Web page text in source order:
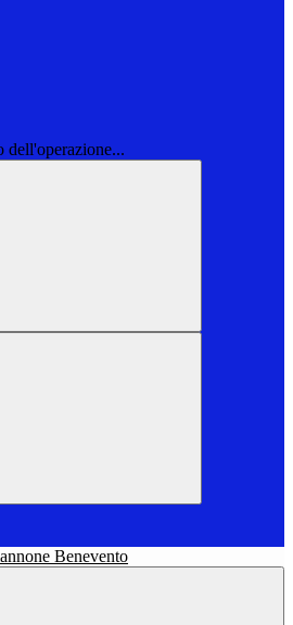
dell'operazione...